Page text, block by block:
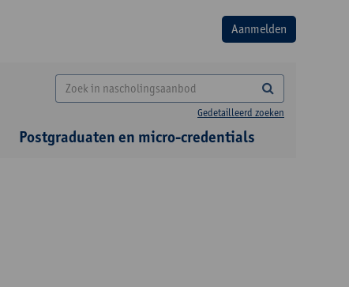
Gedetailleerd zoeken
Postgraduaten en micro-credentials